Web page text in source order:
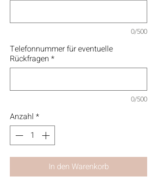
0/500
Telefonnummer für eventuelle
Rückfragen *
0/500
Anzahl *
In den Warenkorb